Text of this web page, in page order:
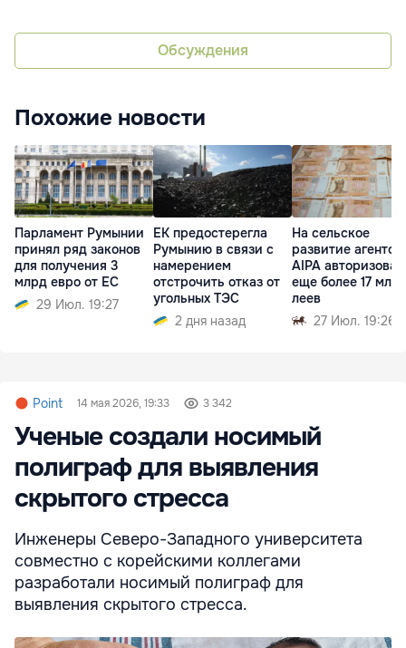
Обсуждения
Похожие новости
Парламент Румынии
принял ряд законов
для получения 3
млрд евро от ЕС
29 Июл. 19:27
ЕК предостерегла
Румынию в связи с
намерением
отстрочить отказ от
угольных ТЭС
2 дня назад
На сельское
развитие
AIPA
еще более 17 млн
леев
27 Июл. 19:26
Point 14 мая 2026, 19:33 3 342
Ученые создали носимый
полиграф для выявления
скрытого стресса
Инженеры Северо-Западного университета
совместно с корейскими коллегами
разработали носимый полиграф для
выявления скрытого стресса.